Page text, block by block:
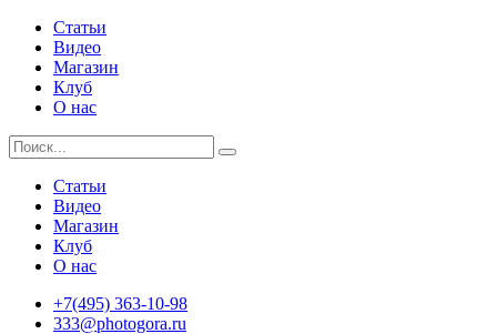
Статьи
Видео
Магазин
Клуб
О нас
Статьи
Видео
Магазин
Клуб
О нас
+7(495) 363-10-98
333@photogora.ru